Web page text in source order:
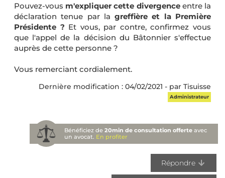
Pouvez-vous m'expliquer cette divergenceentre la
déclaration tenue par lagreffière et la Première
Présidente ? Et vous, par contre, confirmez vous
que l'appel de la décision du Bâtonnier s'effectue
auprès de cette personne ?
Vous remerciant cordialement.
Dernière modification : 04/02/2021 - par Tisuisse
Administrateur
Bénéficiez de20min de consultation offerte avec
un avocat. En profiter
Répondre